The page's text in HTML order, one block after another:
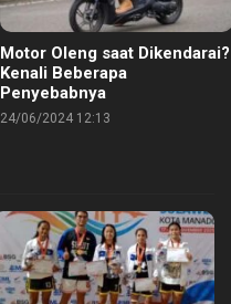
Motor Oleng saat Dikendarai?
Kenali Beberapa
Penyebabnya
24/06/2024 12:13